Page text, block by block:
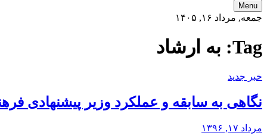
Menu
جمعه, مرداد ۱۶, ۱۴۰۵
Tag: به ارشاد
خبر جدید
نگاهی به سابقه و عملکرد وزیر پیشنهادی
مرداد ۱۷, ۱۳۹۶